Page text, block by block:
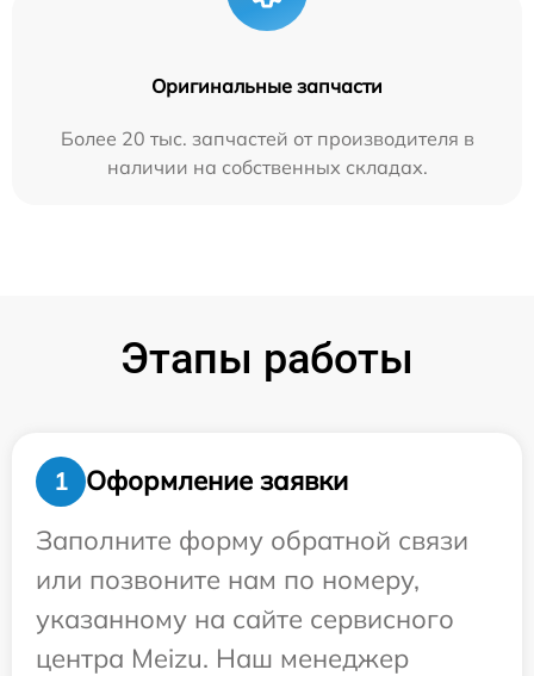
Оригинальные запчасти
Более 20 тыс. запчастей от производителя в
наличии на собственных складах.
Этапы работы
1
Оформление заявки
Заполните форму обратной связи
или позвоните нам по номеру,
указанному на сайте сервисного
центра Meizu. Наш менеджер